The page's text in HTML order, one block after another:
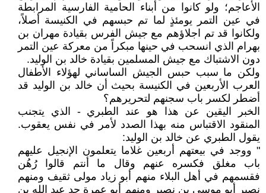
الأعاجم؛ ولو كانوا من أبناء الحامية الفارسية المرابطة
في عين التمر يومئذٍ لما تم حبسهم في الكنيسة أصلاً،
ولكانوا قد تم اجلاؤهم مع جيش الفرس بقيادة مهران بن
بهرام الذي انسحب في حينها مبكراً من معركة عين التمر
دون الاشتباك مع جيش المسلمين بقيادة خالد بن الوليد.
ولكن ما سبب حبس الجيش الساساني لهؤلاء الأطفال
العرب الأربعين في الكنيسة بحيث أن خالد بن الوليد قد
أضطر لكسر باب سجنهم لتحريرهم؟
الخبر اليقين عن هذا هو عند الطبري - الذي يتجنب
المنقود الاقتباس منه بهذا الصدد لأمر في نفس يعقوب.
يقول الطبري عن خالد بن الوليد:
" ووجد في بيعتهم أربعين غلاما يتعلمون الإنجيل عليهم
باب مغلق فكسره عنهم وقال ما أنتم قالوا رُهُن
فقسمهم في أهل البلاء منهم أبو زياد مولى ثقيف ومنهم
نصير أبو موسى بن نصير ومنهم أبو عمرة جد عبد الله بن